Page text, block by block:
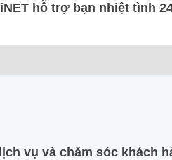
hỗ trợ bạn nhiệt tình
vụ và chăm sóc khách